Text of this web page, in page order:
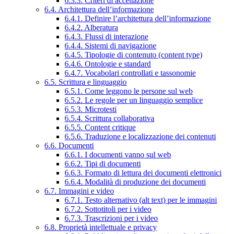
6.4. Architettura dell’informazione
6.4.1. Definire l’architettura dell’informazione
6.4.2. Alberatura
6.4.3. Flussi di interazione
6.4.4. Sistemi di navigazione
6.4.5. Tipologie di contenuto (content type)
6.4.6. Ontologie e standard
6.4.7. Vocabolari controllati e tassonomie
6.5. Scrittura e linguaggio
6.5.1. Come leggono le persone sul web
6.5.2. Le regole per un linguaggio semplice
6.5.3. Microtesti
6.5.4. Scrittura collaborativa
6.5.5. Content critique
6.5.6. Traduzione e localizzazione dei contenuti
6.6. Documenti
6.6.1. I documenti vanno sul web
6.6.2. Tipi di documenti
6.6.3. Formato di lettura dei documenti elettronici
6.6.4. Modalità di produzione dei documenti
6.7. Immagini e video
6.7.1. Testo alternativo (alt text) per le immagini
6.7.2. Sottotitoli per i video
6.7.3. Trascrizioni per i video
6.8. Proprietà intellettuale e privacy